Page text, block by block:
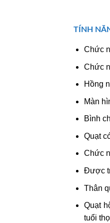
TÍNH
Chức
Chức
Hồng
Màn
Bình
Quạt
Chức
Được
Thân
Quạt
tuổi